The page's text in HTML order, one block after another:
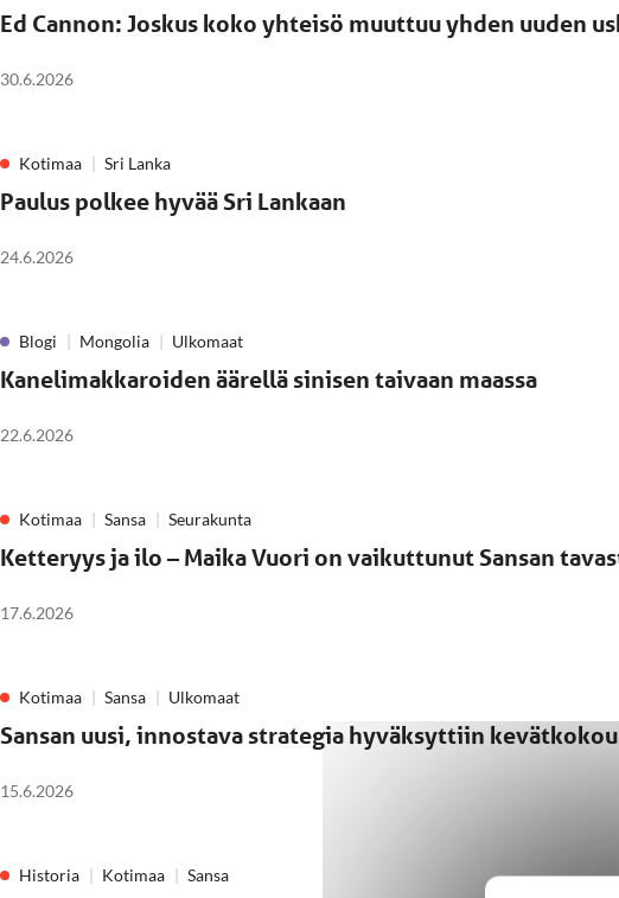
Ed Cannon: Joskus koko yhteisö muuttuu yhden uuden
30.6.2026
Kotimaa Sri Lanka
Paulus polkee hyvää Sri Lankaan
24.6.2026
Blogi Mongolia Ulkomaat
Kanelimakkaroiden äärellä sinisen taivaan maassa
22.6.2026
Kotimaa Sansa Seurakunta
Ketteryys ja ilo – Maika Vuori on vaikuttunut Sansan
17.6.2026
Kotimaa Sansa Ulkomaat
Sansan uusi, innostava strategia hyväksyttiin
15.6.2026
Historia Kotimaa Sansa